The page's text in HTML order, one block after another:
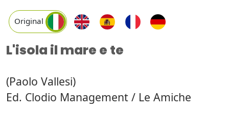
Original
L'isola il mare e te
(Paolo Vallesi)
Ed. Clodio Management / Le Amiche